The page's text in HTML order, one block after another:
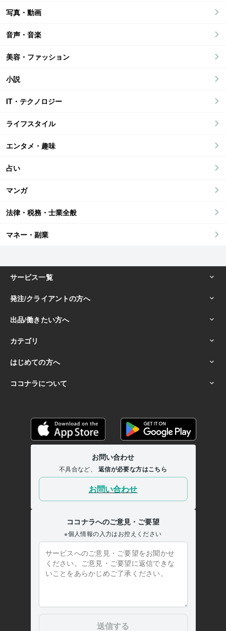
写真・動画
音声・音楽
美容・ファッション
小説
IT・テクノロジー
ライフスタイル
エンタメ・趣味
占い
マンガ
法律・税務・士業全般
マネー・副業